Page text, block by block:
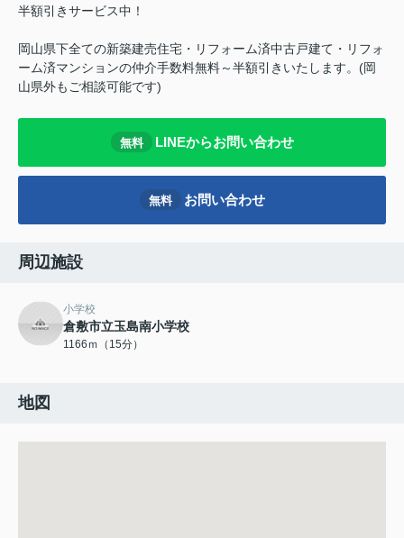
半額引きサービス中！
岡山県下全ての新築建売住宅・リフォーム済中古戸建て・リフォ
ーム済マンションの仲介手数料無料～半額引きいたします。(岡
山県外もご相談可能です)
無料 LINEからお問い合わせ
無料 お問い合わせ
周辺施設
小学校
倉敷市立玉島南小学校
1166ｍ（15分）
地図